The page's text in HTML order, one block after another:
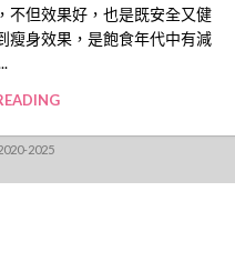
不但效果好，也是既安全又健
瘦身效果，是飽食年代中有減
2025